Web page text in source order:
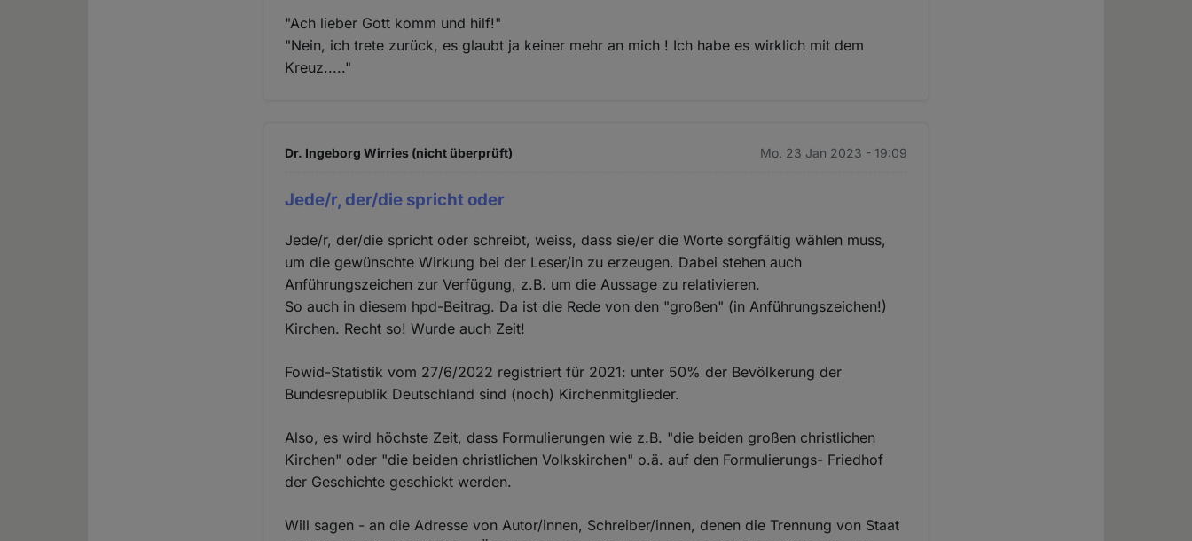
"Ach lieber Gott komm und hilf!"
"Nein, ich trete zurück, es glaubt ja keiner mehr an mich ! Ich habe es wirklich mit dem
Kreuz....."
Dr. Ingeborg Wirries (nicht überprüft) Mo. 23 Jan 2023 - 19:09
Jede/r, der/die spricht oder
Jede/r, der/die spricht oder schreibt, weiss, dass sie/er die Worte sorgfältig wählen muss,
um die gewünschte Wirkung bei der Leser/in zu erzeugen. Dabei stehen auch
Anführungszeichen zur Verfügung, z.B. um die Aussage zu relativieren.
So auch in diesem hpd-Beitrag. Da ist die Rede von den "großen" (in Anführungszeichen!)
Kirchen. Recht so! Wurde auch Zeit!
Fowid-Statistik vom 27/6/2022 registriert für 2021: unter 50% der Bevölkerung der
Bundesrepublik Deutschland sind (noch) Kirchenmitglieder.
Also, es wird höchste Zeit, dass Formulierungen wie z.B. "die beiden großen christlichen
Kirchen" oder "die beiden christlichen Volkskirchen" o.ä. auf den Formulierungs- Friedhof
der Geschichte geschickt werden.
Will sagen - an die Adresse von Autor/innen, Schreiber/innen, denen die Trennung von Staat